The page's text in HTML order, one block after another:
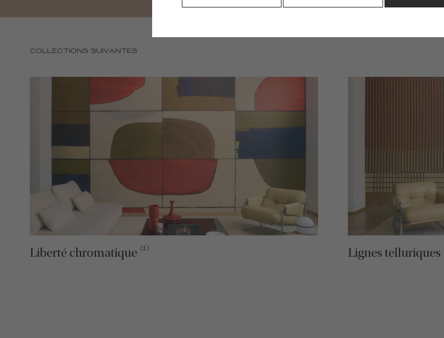
COLLECTIONS SUIVANTES
Liberté chromatique (1) Lignes telluriques